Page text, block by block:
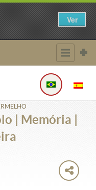
Ver
| Memória |